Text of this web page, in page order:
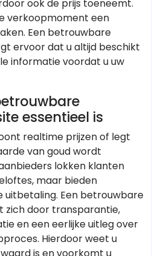
ook de prijs toeneemt.
verkoopmoment een
Een betrouwbare
ervoor dat u altijd beschikt
informatie voordat u uw
essentieel is
realtime prijzen of legt
van goud wordt
lokken klanten
maar bieden
uitbetaling. Een betrouwbare
zich door transparantie,
en een eerlijke uitleg over
Hierdoor weet u